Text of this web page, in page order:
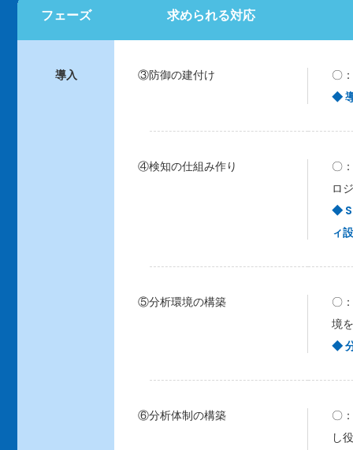
フェーズ 求められる対応
導入 ③防御の建付け
〇
◆
④検知の仕組み作り
〇
ロ
◆
ィ
⑤分析環境の構築
〇
境
◆
⑥分析体制の構築
〇
し